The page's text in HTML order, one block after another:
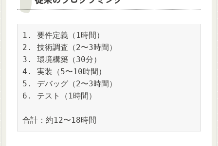
1. 要件定義（1時間）
2. 技術調査（2〜3時間）
3. 環境構築（30分）
4. 実装（5〜10時間）
5. デバッグ（2〜3時間）
6. テスト（1時間）
合計：約12〜18時間